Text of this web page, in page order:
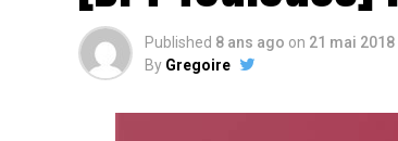
Published 8 ans ago on 21 mai 2018
By Gregoire